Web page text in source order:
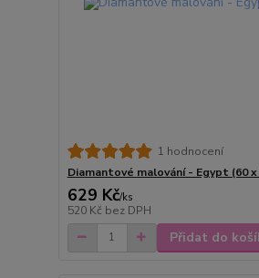
1 hodnocení
Diamantové malování - Egypt (60 x
629 Kč/ks
520 Kč bez DPH
Přidat do